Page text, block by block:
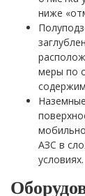
ниже
меры по
АЗС в
условиях.